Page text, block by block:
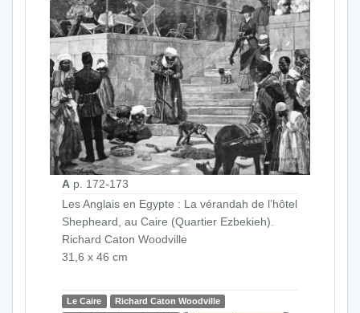
A p. 172-173
Les Anglais en Egypte : La vérandah de l’hôtel
Shepheard, au Caire (Quartier Ezbekieh).
Richard Caton Woodville
31,6 x 46 cm
Le Caire
Richard Caton Woodville